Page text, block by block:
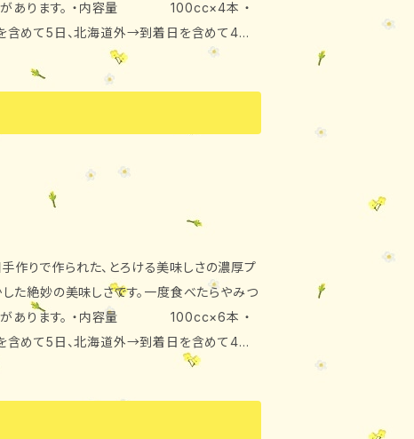
100cc×4本 ・
て5日、北海道外→到着日を含めて4日）
ガー、洋酒 ・保存方法 要冷蔵（10℃以
りで作られた、とろける美味しさの濃厚プ
た絶妙の美味しさです。一度食べたらやみつ
100cc×6本 ・
て5日、北海道外→到着日を含めて4日）
ガー、洋酒 ・保存方法 要冷蔵（10℃以